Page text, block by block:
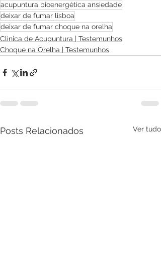
acupuntura bioenergética ansiedade
deixar de fumar lisboa
deixar de fumar choque na orelha
Clinica de Acupuntura | Testemunhos
Choque na Orelha | Testemunhos
Posts Relacionados Ver tudo